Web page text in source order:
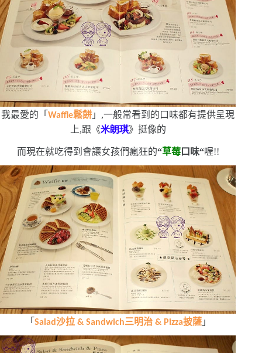
我最愛的「Waffle鬆餅 」,一般常看到的口味都有提供呈現
上,跟《米朗琪》挺像的
而現在就吃得到會讓女孩們瘋狂的“草莓口味“喔!!
「 Salad沙拉& Sandwich三明治& Pizza披薩」